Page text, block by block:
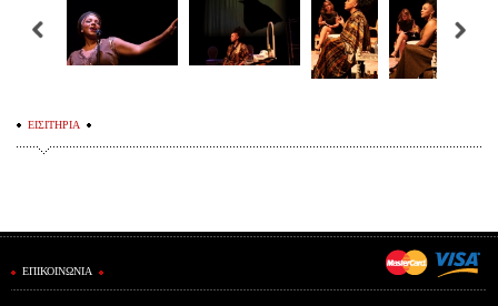
ΕΙΣΙΤΗΡΙΑ
ΕΠΙΚΟΙΝΩΝΙΑ